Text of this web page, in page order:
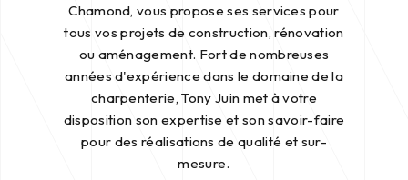
Chamond, vous propose ses services pour
tous vos projets de construction, rénovation
ou aménagement. Fort de nombreuses
années d'expérience dans le domaine de la
charpenterie, Tony Juin met à votre
disposition son expertise et son savoir-faire
pour des réalisations de qualité et sur-
mesure.